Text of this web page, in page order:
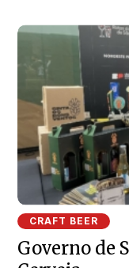
CRAFT BEER
Governo de